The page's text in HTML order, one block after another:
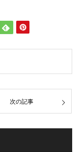
次の記事